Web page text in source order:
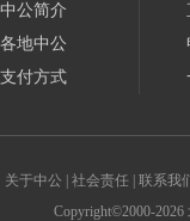
中公简介
各地中公
支付方式
关于中公 社会责任 联系我
Copyright©2000-